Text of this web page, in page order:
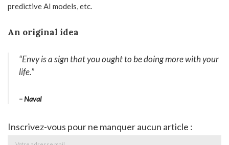
predictive AI models, etc.
An original idea
“Envy is a sign that you ought to be doing more with your
life.”
–Naval
Inscrivez-vous pour ne manquer aucun article :